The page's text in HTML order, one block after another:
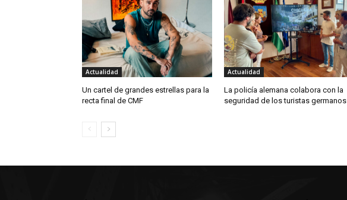
Actualidad
Un cartel de grandes estrellas para la
recta final de CMF
Actualidad
La policía alemana colabora con la
seguridad de los turistas germanos